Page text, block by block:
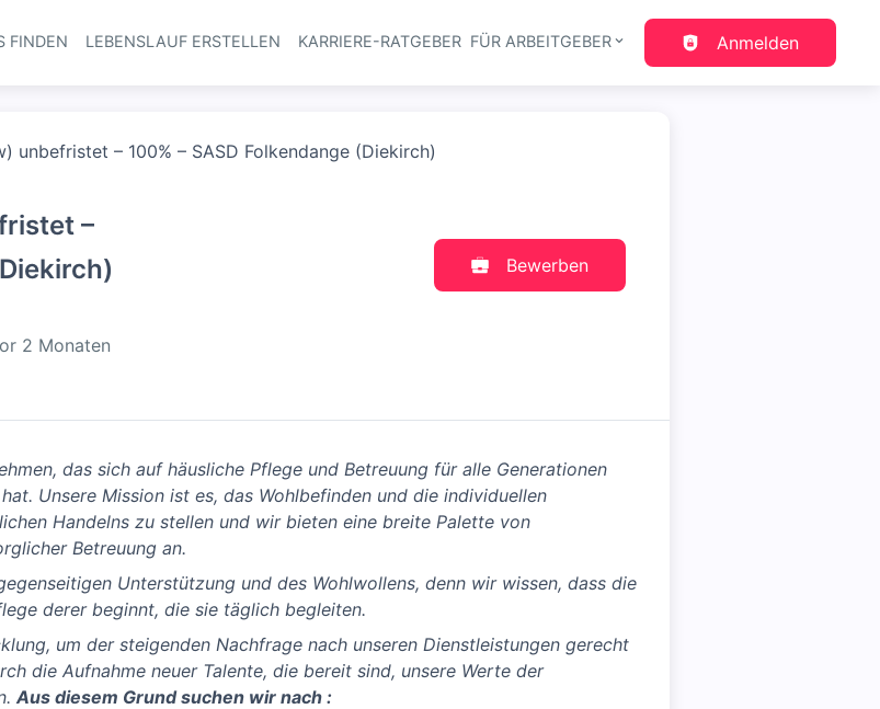
Haupt-Navigation
FINDEN LEBENSLAUF ERSTELLEN KARRIERE-RATGEBER FÜR ARBEITGEBER Anmelden
unbefristet – 100% – SASD Folkendange (Diekirch)
–
:
2 Monaten
Bewerben
das sich auf häusliche Pflege und Betreuung für alle Generationen
Unsere Mission ist es, das Wohlbefinden und die individuellen
Handelns zu stellen und wir bieten eine breite Palette von
Betreuung an.
Unterstützung und des Wohlwollens, denn wir wissen, dass die
derer beginnt, die sie täglich begleiten.
um der steigenden Nachfrage nach unseren Dienstleistungen gerecht
die Aufnahme neuer Talente, die bereit sind, unsere Werte der
Aus diesem Grund suchen wir nach :